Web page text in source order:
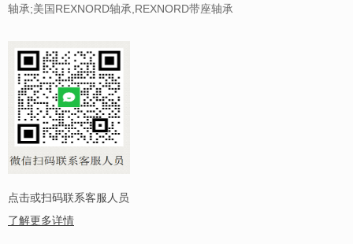
轴承;美国REXNORD轴承,REXNORD带座轴承
点击或扫码联系客服人员
了解更多详情